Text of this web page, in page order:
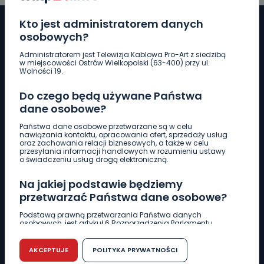
Kto jest administratorem danych
osobowych?
Administratorem jest Telewizja Kablowa Pro-Art z siedzibą
w miejscowości Ostrów Wielkopolski (63-400) przy ul.
Wolności 19.
Do czego będą używane Państwa
dane osobowe?
Państwa dane osobowe przetwarzane są w celu
nawiązania kontaktu, opracowania ofert, sprzedaży usług
oraz zachowania relacji biznesowych, a także w celu
przesyłania informacji handlowych w rozumieniu ustawy
o świadczeniu usług drogą elektroniczną.
Na jakiej podstawie będziemy
przetwarzać Państwa dane osobowe?
Podstawą prawną przetwarzania Państwa danych
osobowych, jest artykuł 6 Rozporządzenia Parlamentu
r. w sprawie ochrony osób fizycznych w związku z
przetwarzaniem danych osobowych w sprawie
swobodnego przepływu takich danych oraz uchylenia
AKCEPTUJE POLITYKA PRYWATNOŚCI
Pobierz logotyp
LINIA INTERWENCYJNA
661 997 997
REDAKCJA
62 735 22 22redakcja@wlkp24.info
DZIAŁ REKLAMY
62 735 01 85 reklama@wlkp24.info
WIADOMOŚCI